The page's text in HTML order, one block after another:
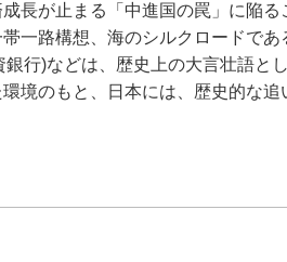
長が止まる「中進国の罠」に陥る
一路構想、海のシルクロードであ
行)などは、歴史上の大言壮語と
境のもと、日本には、歴史的な追